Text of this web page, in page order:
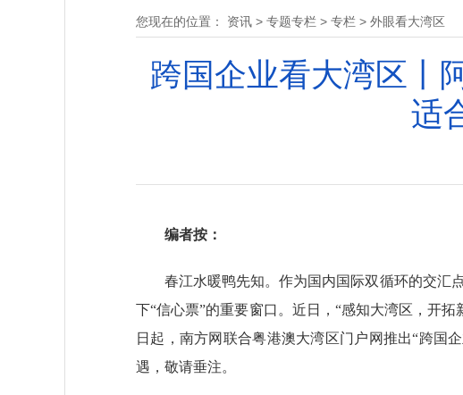
您现在的位置： 资讯 > 专题专栏 > 专栏 > 外眼看大湾区
跨国企业看大湾区丨
适
编者按：
春江水暖鸭先知。作为国内国际双循环的交汇点
下“信心票”的重要窗口。近日，“感知大湾区，开
日起，南方网联合粤港澳大湾区门户网推出“跨国
遇，敬请垂注。